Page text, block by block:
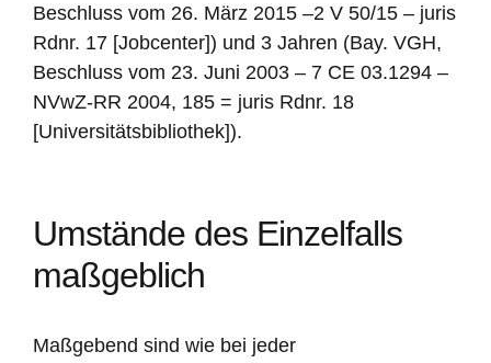
Beschluss vom 26. März 2015 –2 V 50/15 – juris
Rdnr. 17 [Jobcenter]) und 3 Jahren (Bay. VGH,
Beschluss vom 23. Juni 2003 – 7 CE 03.1294 –
NVwZ-RR 2004, 185 = juris Rdnr. 18
[Universitätsbibliothek]).
Umstände des Einzelfalls
maßgeblich
Maßgebend sind wie bei jeder